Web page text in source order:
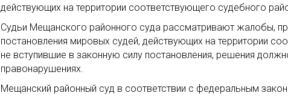
действующих на территории соответствующего судебного
Судьи Мещанского районного суда рассматривают жалобы,
постановления мировых судей, действующих на территории
не вступившие в законную силу постановления, решения
правонарушениях.
Мещанский районный суд в соответствии с федеральным